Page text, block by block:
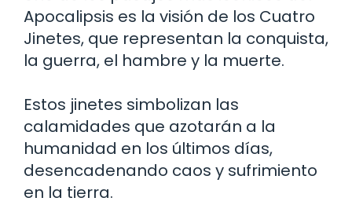
Apocalipsis es la visión de los Cuatro
Jinetes, que representan la conquista,
la guerra, el hambre y la muerte.
Estos jinetes simbolizan las
calamidades que azotarán a la
humanidad en los últimos días,
desencadenando caos y sufrimiento
en la tierra.